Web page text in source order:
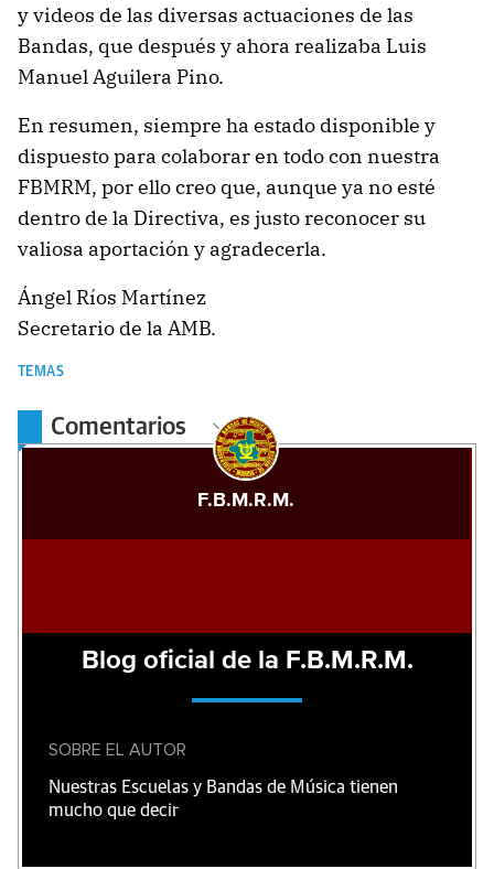
y videos de las diversas actuaciones de las
Bandas, que después y ahora realizaba Luis
Manuel Aguilera Pino.
En resumen, siempre ha estado disponible y
dispuesto para colaborar en todo con nuestra
FBMRM, por ello creo que, aunque ya no esté
dentro de la Directiva, es justo reconocer su
valiosa aportación y agradecerla.
Ángel Ríos Martínez
Secretario de la AMB.
TEMAS
Comentarios
F.B.M.R.M.
Blog oficial de la F.B.M.R.M.
SOBRE EL AUTOR
Nuestras Escuelas y Bandas de Música tienen
mucho que decir